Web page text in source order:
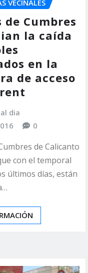
VECINALES
de Cumbres
la caída
en la
de acceso
dia
0
de Calicanto
con el temporal
últimos días, están